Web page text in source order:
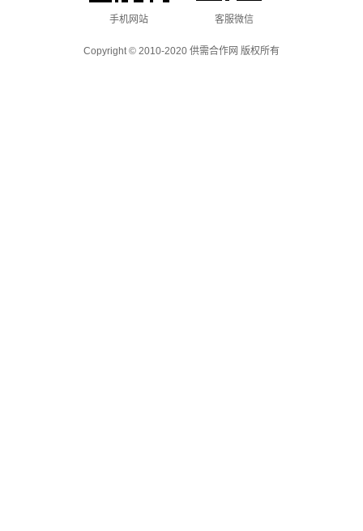
手机网站 客服微信
Copyright © 2010-2020 供需合作网 版权所有